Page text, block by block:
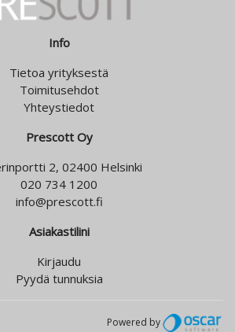
Info
Tietoa yrityksestä
Toimitusehdot
Yhteystiedot
Prescott Oy
2, 02400 Helsinki
020 734 1200
info@prescott.fi
Asiakastilini
Kirjaudu
Pyydä tunnuksia
Powered by